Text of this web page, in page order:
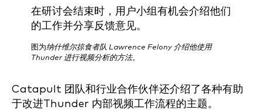
在研讨会结束时，用户小组有机会介绍他们
的工作并分享反馈意见。
图为纳什维尔掠食者队 Lawrence Felony 介绍他使用
Thunder 进行视频分析的方法。
Catapult 团队和行业合作伙伴还介绍了各种有助
于改进Thunder 内部视频工作流程的主题。